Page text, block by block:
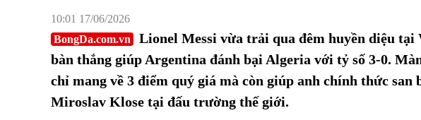
10:01 17/06/2026
BongDa.com.vn
Lionel Messi vừa trải qua đêm huyền diệu
bàn thắng giúp Argentina đánh bại Algeria với tỷ số 3-0.
chỉ mang về 3 điểm quý giá mà còn giúp anh chính thức san
Miroslav Klose tại đấu trường thế giới.